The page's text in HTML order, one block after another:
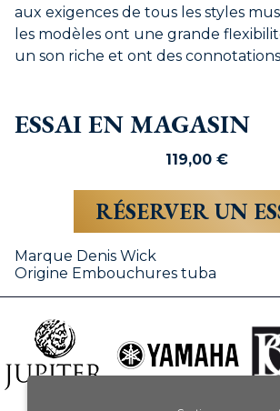
aux exigences de tous les styles
les modèles ont une grande
un son riche et ont des connotations
ESSAI EN MAGASIN
119,00 €
RÉSERVER UN
Marque Denis Wick
Origine Embouchures tuba